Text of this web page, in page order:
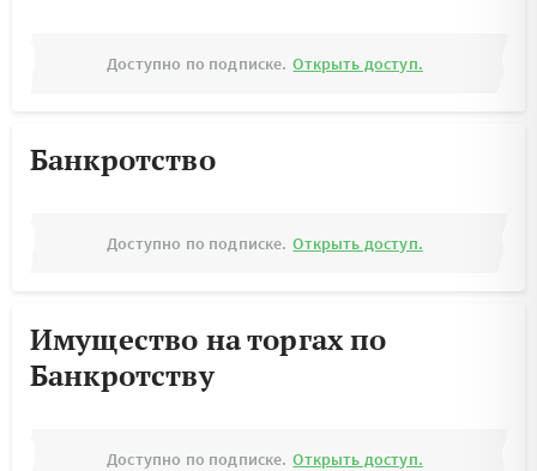
Доступно по подписке. Открыть доступ.
Банкротство
Доступно по подписке. Открыть доступ.
Имущество на торгах по
Банкротству
Доступно по подписке. Открыть доступ.